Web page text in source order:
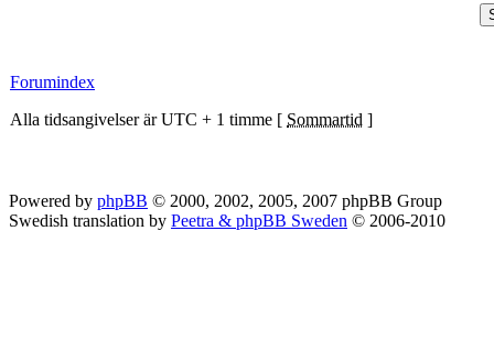
Forumindex
Alla tidsangivelser är UTC + 1 timme [ Sommartid ]
Powered by phpBB © 2000, 2002, 2005, 2007 phpBB Group
Swedish translation by Peetra & phpBB Sweden © 2006-2010